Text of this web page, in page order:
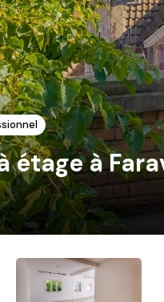
étage à